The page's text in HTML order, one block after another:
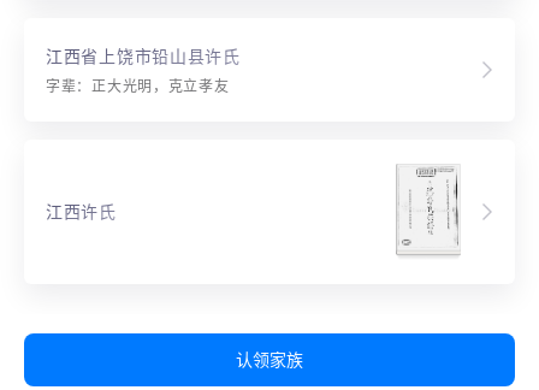
江西省上饶市铅山县许氏
字辈：正大光明，克立孝友
江西许氏
认领家族